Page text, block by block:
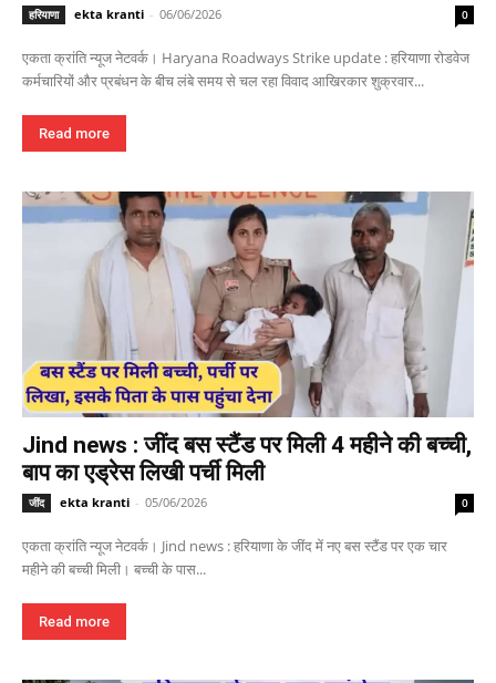
हरियाणा ekta kranti - 06/06/2026 0
एकता क्रांति न्यूज नेटवर्क। Haryana Roadways Strike update : हरियाणा रोडवेज
कर्मचारियों और प्रबंधन के बीच लंबे समय से चल रहा विवाद आखिरकार शुक्रवार...
Read more
Jind news : जींद बस स्टैंड पर मिली 4 महीने की बच्ची,
बाप का एड्रेस लिखी पर्ची मिली
जींद ekta kranti - 05/06/2026 0
एकता क्रांति न्यूज नेटवर्क। Jind news : हरियाणा के जींद में नए बस स्टैंड पर एक चार
महीने की बच्ची मिली। बच्ची के पास...
Read more